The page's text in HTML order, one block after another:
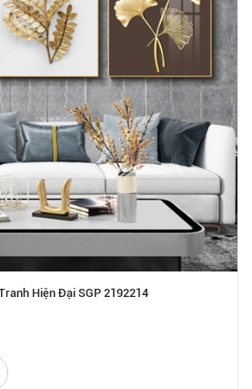
Hiện Đại SGP 2192214